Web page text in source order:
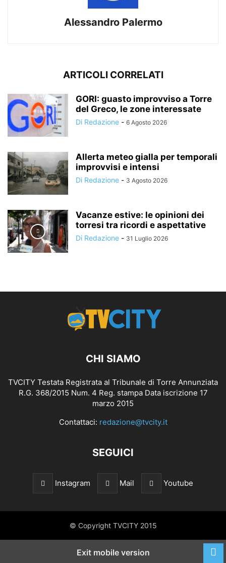
Alessandro Palermo
ARTICOLI CORRELATI
GORI: guasto improvviso a Torre
del Greco, le zone interessate
Di Redazione - 6 Agosto 2026
Allerta meteo gialla per temporali
improvvisi e intensi
Di Redazione - 3 Agosto 2026
Vacanze estive: le opinioni dei
torresi tra ricordi e aspettative
Di Redazione - 31 Luglio 2026
CHI SIAMO
TVCITY Testata Registrata al Tribunale di Torre Annunziata
R.G. 368/2015 Num. 4 Reg. stampa Data iscrizione 17
marzo 2015
Contattaci: redazione@tvcity.it
SEGUICI
Instagram Mail Youtube
© Copyright TVCITY 2015
Exit mobile version